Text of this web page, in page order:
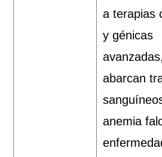
a terapias
y génicas
abarcan
anemia